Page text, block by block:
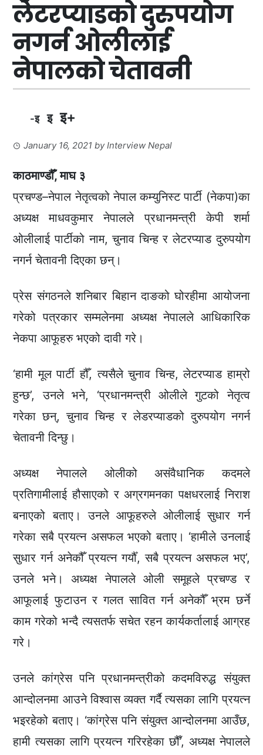
लेटरप्याडको दुरुपयोग
नगर्न ओलीलाई
नेपालको चेतावनी
-इ इ इ+
January 16, 2021 byInterview Nepal
काठमाण्डौँ, माघ ३
प्रचण्ड–नेपाल नेतृत्वको नेपाल कम्युनिस्ट पार्टी (नेकपा)का
अध्यक्ष माधवकुमार नेपालले प्रधानमन्त्री केपी शर्मा
ओलीलाई पार्टीको नाम, चुनाव चिन्ह र लेटरप्याड दुरुपयोग
नगर्न चेतावनी दिएका छन्।
प्रेस संगठनले शनिबार बिहान दाङको घोरहीमा आयोजना
गरेको पत्रकार सम्मलेनमा अध्यक्ष नेपालले आधिकारिक
नेकपा आफूहरु भएको दावी गरे।
‘हामी मूल पार्टी हौँ, त्यसैले चुनाव चिन्ह, लेटरप्याड हाम्रो
हुन्छ’, उनले भने, ‘प्रधानमन्त्री ओलीले गुटको नेतृत्व
गरेका छन्, चुनाव चिन्ह र लेडरप्याडको दुरुपयोग नगर्न
चेतावनी दिन्छु।
अध्यक्ष नेपालले ओलीको असंवैधानिक कदमले
प्रतिगामीलाई हौसाएको र अग्रगमनका पक्षधरलाई निराश
बनाएको बताए। उनले आफूहरुले ओलीलाई सुधार गर्न
गरेका सबै प्रयत्न असफल भएको बताए। ‘हामीले उनलाई
सुधार गर्न अनेकौँ प्रयत्न गर्यौँ, सबै प्रयत्न असफल भए’,
उनले भने। अध्यक्ष नेपालले ओली समूहले प्रचण्ड र
आफूलाई फुटाउन र गलत सावित गर्न अनेकौँ भ्रम छर्ने
काम गरेको भन्दै त्यसतर्फ सचेत रहन कार्यकर्तालाई आग्रह
गरे।
उनले कांग्रेस पनि प्रधानमन्त्रीको कदमविरुद्ध संयुक्त
आन्दोलनमा आउने विश्वास व्यक्त गर्दै त्यसका लागि प्रयत्न
भइरहेको बताए। ‘कांग्रेस पनि संयुक्त आन्दोलनमा आउँछ,
हामी त्यसका लागि प्रयत्न गरिरहेका छौँ’, अध्यक्ष नेपालले